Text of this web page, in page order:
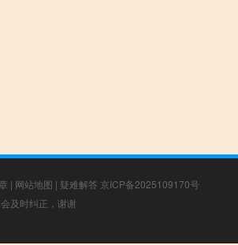
| 网站地图 | 疑难解答 京ICP备2025109170号
及时纠正，谢谢